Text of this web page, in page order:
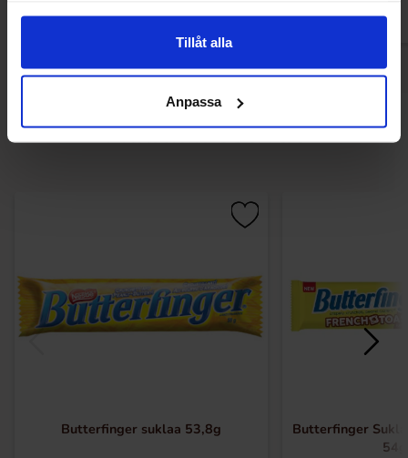
Tillåt alla
Anpassa
Muutkin ostivat
Butterfinger suklaa 53,8g
Butterfinger
54g